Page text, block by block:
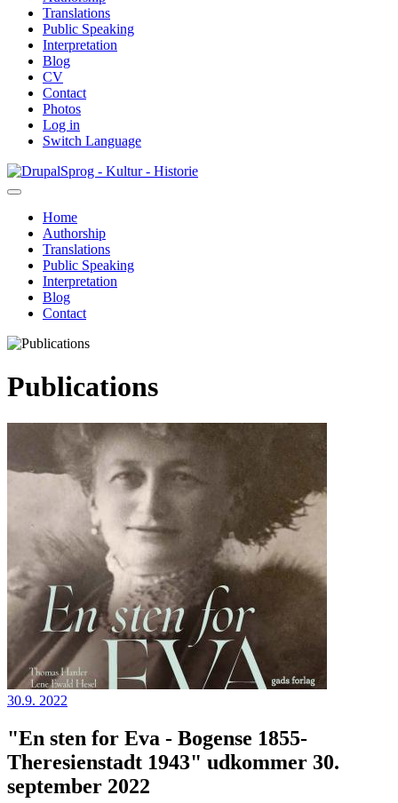
Translations
Public Speaking
Interpretation
Blog
CV
Contact
Photos
Log in
Switch Language
Skip
to
content
Sprog - Kultur - Historie
Primær
navigation
Home
Authorship
Translations
Public Speaking
Interpretation
Blog
Contact
Publications
30.9. 2022
"En sten for Eva - Bogense 1855-
Theresienstadt 1943" udkommer 30.
september 2022